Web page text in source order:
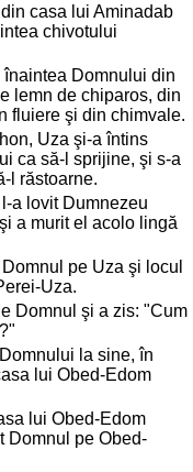
casa lui Aminadab
chivotului
înaintea Domnului din
lemn de chiparos, din
fluiere şi din chimvale.
Uza şi-a întins
ca să-l sprijine, şi s-a
l răstoarne.
a lovit Dumnezeu
a murit el acolo lingă
pe Uza şi locul
Uza.
Domnul şi a zis: "Cum
la sine, în
lui Obed-Edom
lui Obed-Edom
Domnul pe Obed-